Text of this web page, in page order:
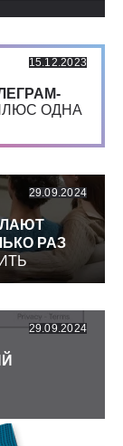
15.12.2023
ОДНА
29.09.2024
РАЗ
29.09.2024